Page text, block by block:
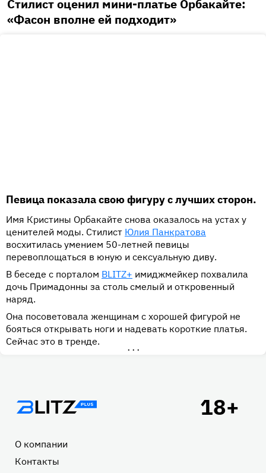
Стилист оценил мини-платье Орбакайте:
«Фасон вполне ей подходит»
Певица показала свою фигуру с лучших сторон.
Имя Кристины Орбакайте снова оказалось на устах у
ценителей моды. Стилист Юлия Панкратова
восхитилась умением 50-летней певицы
перевоплощаться в юную и сексуальную диву.
В беседе с порталом BLITZ+ имиджмейкер похвалила
дочь Примадонны за столь смелый и откровенный
наряд.
Она посоветовала женщинам с хорошей фигурой не
бояться открывать ноги и надевать короткие платья.
Сейчас это в тренде.
•••
Подвал
О компании
Контакты